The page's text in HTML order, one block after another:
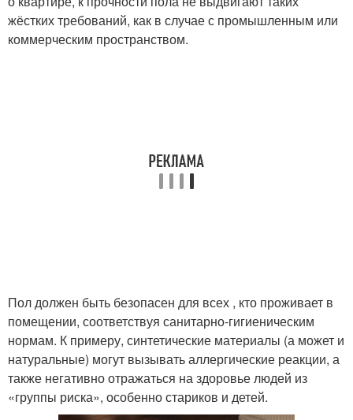
жёстких требований, как в случае с промышленным или
коммерческим пространством.
Пол должен быть безопасен для всех , кто проживает в
помещении, соответствуя санитарно-гигиеническим
нормам. К примеру, синтетические материалы (а может и
натуральные) могут вызывать аллергические реакции, а
также негативно отражаться на здоровье людей из
«группы риска», особенно стариков и детей.